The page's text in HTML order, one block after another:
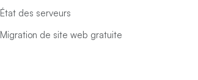
État des serveurs
Migration de site web gratuite